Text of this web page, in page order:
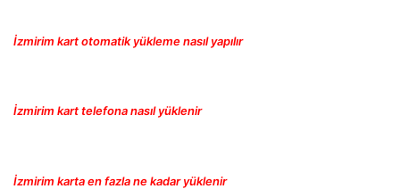
İzmirim kart otomatik yükleme nasıl yapılır
İzmirim kart telefona nasıl yüklenir
İzmirim karta en fazla ne kadar yüklenir